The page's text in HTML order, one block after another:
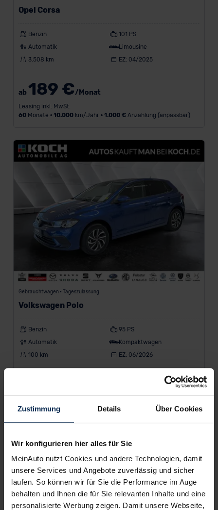
Zustimmung Details Über Cookies
Wir konfigurieren hier alles für Sie
MeinAuto nutzt Cookies und andere Technologien, damit
unsere Services und Angebote zuverlässig und sicher
laufen. So können wir für Sie die Performance im Auge
behalten und Ihnen die für Sie relevanten Inhalte und eine
personalisierte Werbung zeigen. Damit unsere Webseite,
Opel Corsa
Benzin
101 PS
Automatik
Limousine
3.508 km
EZ: 04/2025
ab 189 €/Monat
Leasing inkl. MwSt.
60Monate • 10.000km/Jahr • 1.000 €Anzahlung (anpassbar)
Gebrauchtwagen • Tageszulassung
Volkswagen Polo
Benzin
95 PS
Automatik
Kompaktwagen
100 km
EZ: 06/2026
60Monate •10.000 km/Jahr •1.000 € Anzahlung (anpassbar)